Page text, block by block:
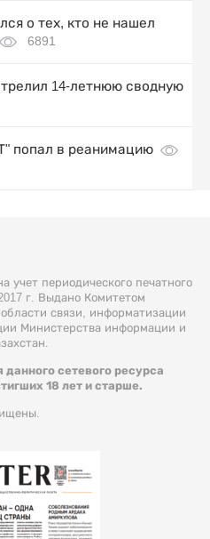
о тех, кто не нашел
6891
14-летнюю сводную
попал в реанимацию
учет периодического печатного
г. Выдано Комитетом
связи, информатизации
Министерства информации и
сетевого ресурса
18 лет и старше.